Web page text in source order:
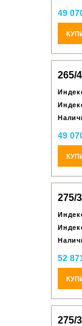
49
265/
49
275/
52
275/